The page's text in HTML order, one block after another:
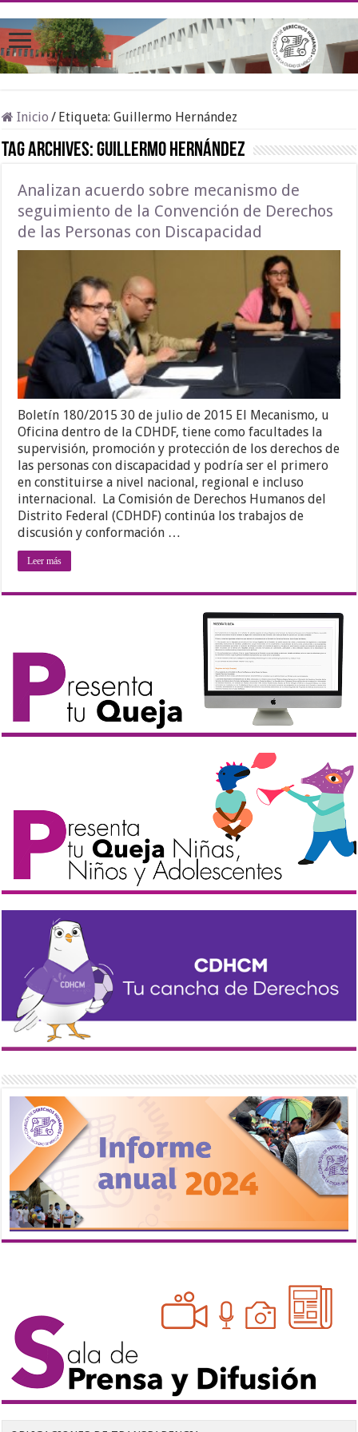
Inicio / Etiqueta:Guillermo Hernández
Tag Archives:Guillermo Hernández
Analizan acuerdo sobre mecanismo de
seguimiento de la Convención de Derechos
de las Personas con Discapacidad
Boletín 180/2015 30 de julio de 2015 El Mecanismo, u
Oficina dentro de la CDHDF, tiene como facultades la
supervisión, promoción y protección de los derechos de
las personas con discapacidad y podría ser el primero
en constituirse a nivel nacional, regional e incluso
internacional. La Comisión de Derechos Humanos del
Distrito Federal (CDHDF) continúa los trabajos de
discusión y conformación …
Leer más